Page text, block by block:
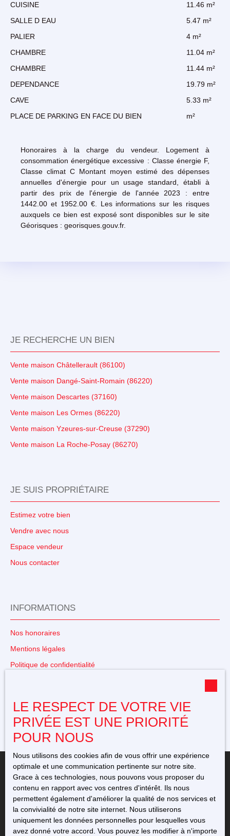
CUISINE
11.46 m²
SALLE D EAU
5.47 m²
PALIER
4 m²
CHAMBRE
11.04 m²
CHAMBRE
11.44 m²
DEPENDANCE
19.79 m²
CAVE
5.33 m²
PLACE DE PARKING EN FACE DU BIEN
m²
Honoraires à la charge du vendeur. Logement à
consommation énergétique excessive : Classe énergie F,
Classe climat C Montant moyen estimé des dépenses
annuelles d'énergie pour un usage standard, établi à
partir des prix de l'énergie de l'année 2023 : entre
1442.00 et 1952.00 €. Les informations sur les risques
auxquels ce bien est exposé sont disponibles sur le site
Géorisques : georisques.gouv.fr.
JE RECHERCHE UN BIEN
Vente maison Châtellerault (86100)
Vente maison Dangé-Saint-Romain (86220)
Vente maison Descartes (37160)
Vente maison Les Ormes (86220)
Vente maison Yzeures-sur-Creuse (37290)
Vente maison La Roche-Posay (86270)
JE SUIS PROPRIÉTAIRE
Estimez votre bien
Vendre avec nous
Espace vendeur
Nous contacter
INFORMATIONS
Nos honoraires
Mentions légales
Politique de confidentialité
Propulsé par
+33 5 49 23 12 11
76 avenue de l'Europe
LE RESPECT DE VOTRE VIE
PRIVÉE EST UNE PRIORITÉ
POUR NOUS
Nous utilisons des cookies afin de vous offrir une expérience
optimale et une communication pertinente sur notre site.
Grace à ces technologies, nous pouvons vous proposer du
contenu en rapport avec vos centres d'intérêt. Ils nous
permettent également d'améliorer la qualité de nos services et
la convivialité de notre site internet. Nous utiliserons
uniquement les données personnelles pour lesquelles vous
avez donné votre accord. Vous pouvez les modifier à n'importe